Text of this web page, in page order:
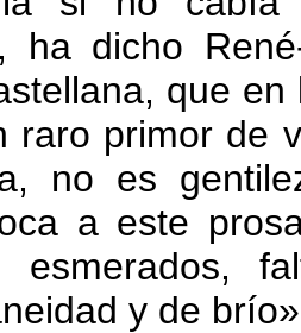
ha dicho
que
raro primor de
no es
a este
esmerados,
y de